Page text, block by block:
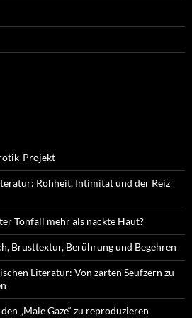
Projekt
Rohheit, Intimität und der Reiz
Tonfall mehr als nackte Haut?
Brusttextur, Berührung und Begehren
Literatur: Von zarten Seufzern zu
„Male Gaze“ zu reproduzieren